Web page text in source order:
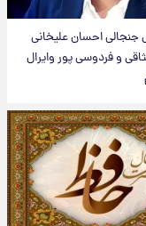
جنجالی احسان علیخانی
و فردوسی پور وایرال